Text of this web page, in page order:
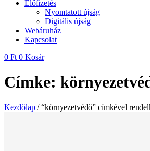
Előfizetés
Nyomtatott újság
Digitális újság
Webáruház
Kapcsolat
0 Ft 0 Kosár
Címke:
Kezdőlap / “környezetvédő” címkével